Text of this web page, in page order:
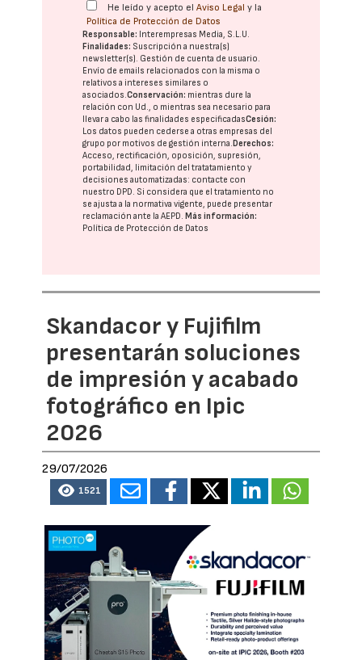
He leído y acepto elAviso Legal y la
Política de Protección de Datos
Responsable: Interempresas Media, S.L.U.
Finalidades: Suscripción a nuestra(s)
newsletter(s). Gestión de cuenta de usuario.
Envío de emails relacionados con la misma o
relativos a intereses similares o
asociados.Conservación: mientras dure la
relación con Ud., o mientras sea necesario para
llevar a cabo las finalidades especificadasCesión:
Los datos pueden cederse a otras empresas del
grupo por motivos de gestión interna.Derechos:
Acceso, rectificación, oposición, supresión,
portabilidad, limitación del tratatamiento y
decisiones automatizadas: contacte con
nuestro DPD. Si considera que el tratamiento no
se ajusta a la normativa vigente, puede presentar
reclamación ante laAEPD.Más información:
Política de Protección de Datos
Skandacor y Fujifilm
presentarán soluciones
de impresión y acabado
fotográfico en Ipic
2026
29/07/2026
1521